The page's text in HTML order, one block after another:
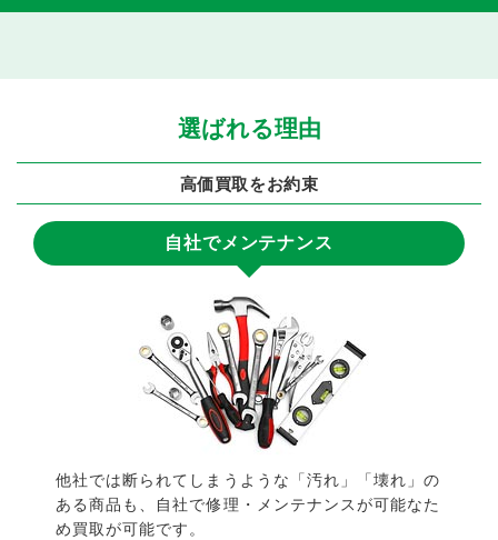
選ばれる理由
高価買取をお約束
自社でメンテナンス
他社では断られてしまうような「汚れ」「壊れ」の
ある商品も、自社で修理・メンテナンスが可能なた
め買取が可能です。